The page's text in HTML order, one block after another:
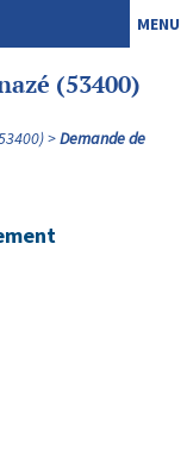
MENU
(53400)
Demande de